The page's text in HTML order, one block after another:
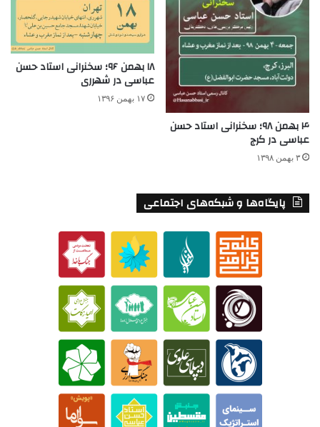
۴ بهمن ۹۸؛ سخنرانی استاد حسن
عباسی در کرج
۳ بهمن ۱۳۹۸
۱۸ بهمن ۹۶؛ سخنرانی استاد حسن
عباسی در شهرری
۱۷ بهمن ۱۳۹۶
پایگاه‌ها و شبکه‌های اجتماعی